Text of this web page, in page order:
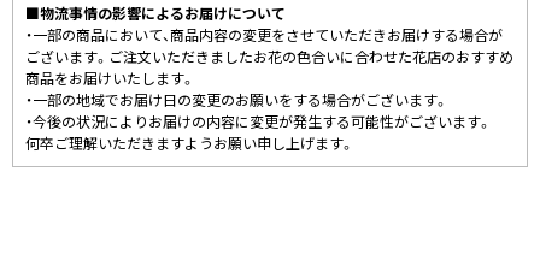
■物流事情の影響によるお届けについて
・一部の商品において、商品内容の変更をさせていただきお届けする場合が
ございます。ご注文いただきましたお花の色合いに合わせた花店のおすすめ
商品をお届けいたします。
・一部の地域でお届け日の変更のお願いをする場合がございます。
・今後の状況によりお届けの内容に変更が発生する可能性がございます。
何卒ご理解いただきますようお願い申し上げます。